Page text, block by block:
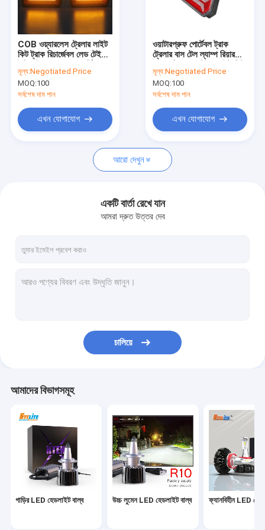
কারখানা ভ্রমণ
মান নিয়ন্ত্রণ
যোগাযোগ করুন
গাড়ির LED হেডলাইট বাল্ব
উচ্চ লুমেন LED হেডলাইট বাল্ব
ফ্যান কুলড এলইডি হেডলাইট
মাল্টিকালার এলইডি হেডলাইট
গাড়ির LED লাইট বাল্ব
গাড়ির টার্ন সিগন্যাল লাইট
অটো টেইল ল্যাম্প
CAN বাস ডিকোডার
COB ওয়্যারলেস ট্রেলার লাইট
কিট ট্রাক রিচার্জেবল লেড টেইল
রিফ্লেক্টর
মূল্য:Negotiated Price
MOQ:100
সর্বশেষ দাম পান
এখন যোগাযোগ
ওয়াটারপ্রুফ পোর্টেবল ট্রাক
ট্রেলার বাস টেল ল্যাম্প রিয়ার
মূল্য:Negotiated Price
MOQ:100
সর্বশেষ দাম পান
এখন যোগাযোগ
আরো দেখুন
একটি বার্তা রেখে যান
আমরা দ্রুত উত্তর দেব
চালিয়ে
আমাদের বিভাগসমূহ
গাড়ির LED হেডলাইট বাল্ব উচ্চ লুমেন LED হেডলাইট বাল্ব ফ্যানবিহীন LED